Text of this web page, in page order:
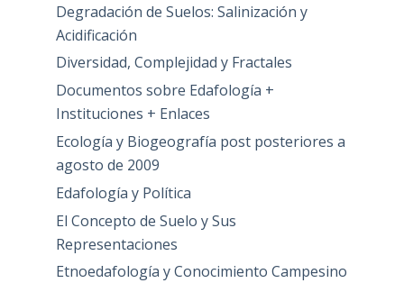
Degradación de Suelos: Salinización y
Acidificación
Diversidad, Complejidad y Fractales
Documentos sobre Edafología +
Instituciones + Enlaces
Ecología y Biogeografía post posteriores a
agosto de 2009
Edafología y Política
El Concepto de Suelo y Sus
Representaciones
Etnoedafología y Conocimiento Campesino